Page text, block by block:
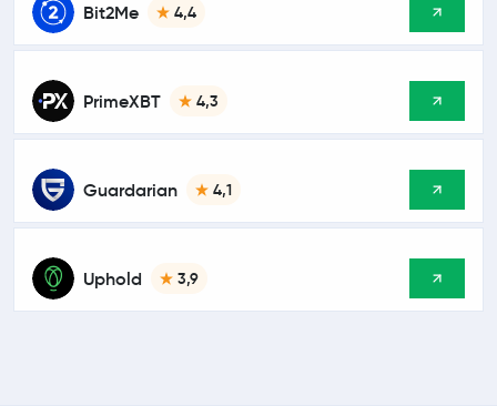
Bit2Me 4,4
PrimeXBT 4,3
Guardarian 4,1
Uphold 3,9